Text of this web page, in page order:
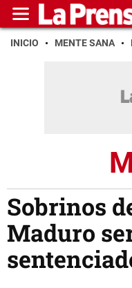
INICIO MENTE SANA
Sobrinos
Maduro